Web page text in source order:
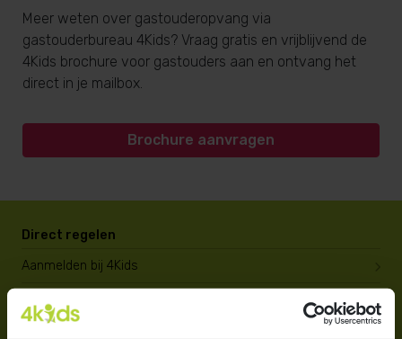
Meer weten over gastouderopvang via
gastouderbureau 4Kids? Vraag gratis en vrijblijvend de
4Kids brochure voor gastouders aan en ontvang het
direct in je mailbox.
Brochure aanvragen
Direct regelen
Aanmelden bij 4Kids
Brochure aanvragen